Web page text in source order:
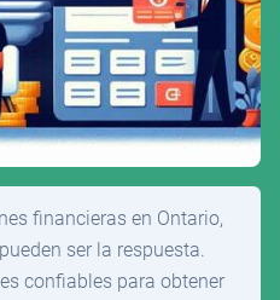
financieras en Ontario,
ser la respuesta.
confiables para obtener